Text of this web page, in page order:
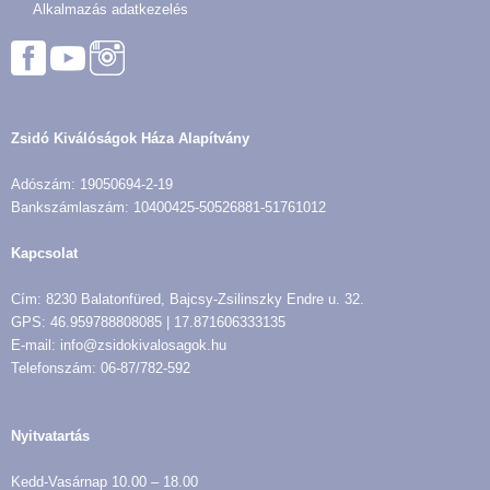
Alkalmazás adatkezelés
Zsidó Kiválóságok Háza Alapítvány
Adószám: 19050694-2-19
Bankszámlaszám: 10400425-50526881-51761012
Kapcsolat
Cím: 8230 Balatonfüred, Bajcsy-Zsilinszky Endre u. 32.
GPS: 46.959788808085 | 17.871606333135
E-mail: info@zsidokivalosagok.hu
Telefonszám: 06-87/782-592
Nyitvatartás
Kedd-Vasárnap 10.00 – 18.00